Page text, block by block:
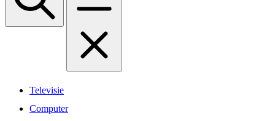
Televisie
Computer